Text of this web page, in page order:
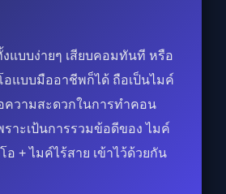
แบบง่ายๆ เสียบคอมทันที หรือ
อแบบมืออาชีพก็ได้ ถือเป็นไมค์
ความสะดวกในการทำคอน
ราะเป้นการรวมข้อดีของ ไมค์
อ + ไมค์ไร้สาย เข้าไว้ด้วยกัน